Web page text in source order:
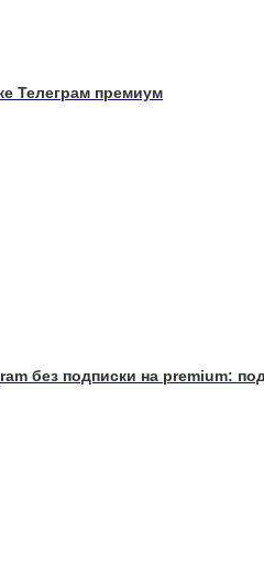
Телеграм премиум
без подписки на premium: